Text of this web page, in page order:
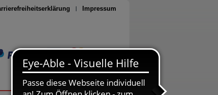
Impressum
Seite drucken